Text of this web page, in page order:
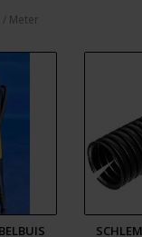
Meter